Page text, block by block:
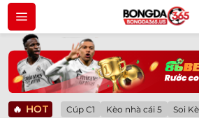
Bỏ
qua
dung
🔥 HOT Cúp C1 Kèo nhà cái 5 Soi